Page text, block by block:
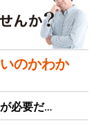
のかわか
が必要だ…